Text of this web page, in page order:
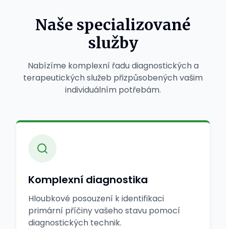
Naše specializované
služby
Nabízíme komplexní řadu diagnostických a
terapeutických služeb přizpůsobených vašim
individuálním potřebám.
Komplexní diagnostika
Hloubkové posouzení k identifikaci
primární příčiny vašeho stavu pomocí
diagnostických technik.